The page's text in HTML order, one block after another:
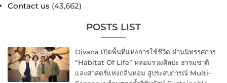
Contact us (43,662)
POSTS LIST
Divana เปิดพื้นที่แห่งการใช้ชีวิต ผ่านนิทรรศการ
“Habitat Of Life” หลอมรวมศิลปะ ธรรมชาติ
และศาสตร์แห่งกลิ่นหอม สู่ประสบการณ์ Multi-